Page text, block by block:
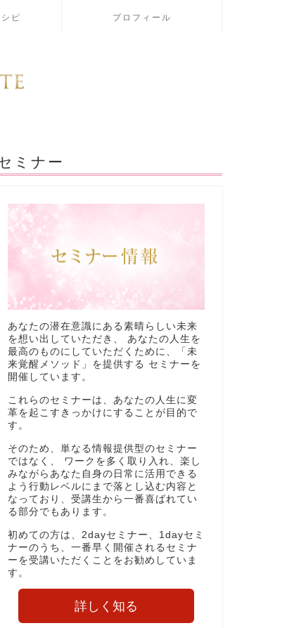
ピ プロフィール
ミナー
あなたの潜在意識にある素晴らしい未来
を想い出していただき、 あなたの人生を
最高のものにしていただくために、「未
来覚醒メソッド」を提供する セミナーを
開催しています。
これらのセミナーは、あなたの人生に変
革を起こすきっかけにすることが目的で
す。
そのため、単なる情報提供型のセミナー
ではなく、 ワークを多く取り入れ、楽し
みながらあなた自身の日常に活用できる
よう行動レベルにまで落とし込む内容と
なっており、受講生から一番喜ばれてい
る部分でもあります。
初めての方は、2dayセミナー、1dayセミ
ナーのうち、一番早く開催されるセミナ
ーを受講いただくことをお勧めしていま
す。
詳しく知る